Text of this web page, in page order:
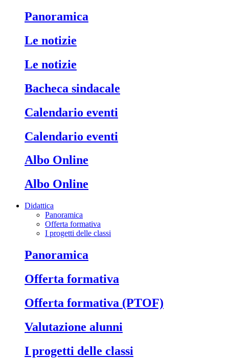
Panoramica
Le notizie
Le notizie
Bacheca sindacale
Calendario eventi
Calendario eventi
Albo Online
Albo Online
Didattica
Panoramica
Offerta formativa
I progetti delle classi
Panoramica
Offerta formativa
Offerta formativa (PTOF)
Valutazione alunni
I progetti delle classi